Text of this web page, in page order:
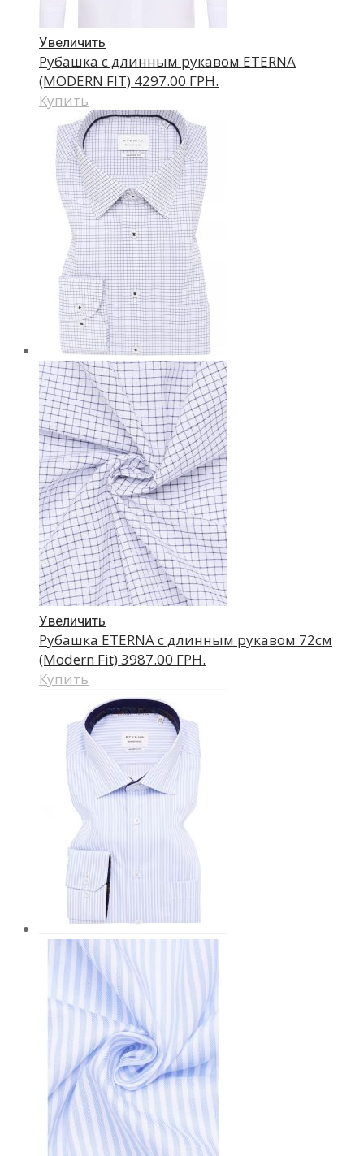
Увеличить
Рубашка с длинным рукавом ETERNA
(MODERN FIT) 4297.00 ГРН.
Купить
Увеличить
Рубашка ETERNA с длинным рукавом 72см
(Modern Fit)3987.00 ГРН.
Купить